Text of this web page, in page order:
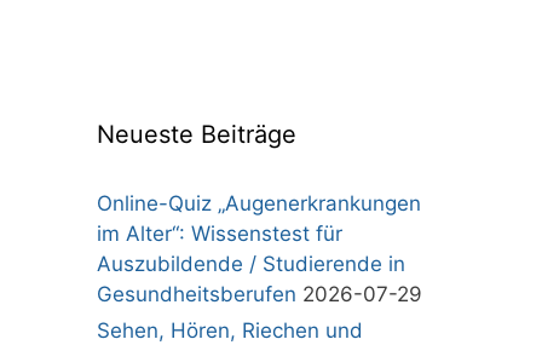
Neueste Beiträge
Online-Quiz „Augenerkrankungen
im Alter“: Wissenstest für
Auszubildende / Studierende in
Gesundheitsberufen 2026-07-29
Sehen, Hören, Riechen und